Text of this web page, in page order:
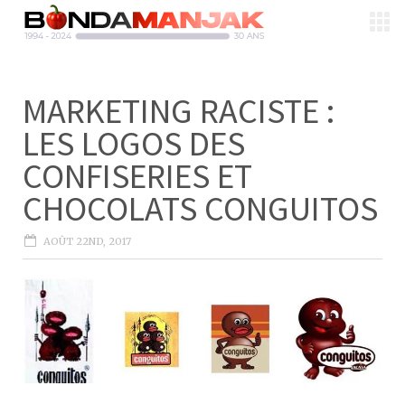
MARKETING RACISTE :
LES LOGOS DES
CONFISERIES ET
CHOCOLATS CONGUITOS
AOÛT 22ND, 2017